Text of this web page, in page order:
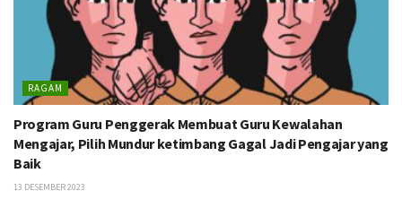
RAGAM
Program Guru Penggerak Membuat Guru Kewalahan
Mengajar, Pilih Mundur ketimbang Gagal Jadi Pengajar yang
Baik
13 DESEMBER 2023